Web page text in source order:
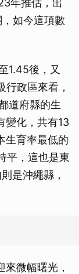
年推估，出
如今這項數
1.45後，又
行政區來看，
道府縣的生
變化，共有13
生育率最低的
平，這也是東
是沖繩縣，
微幅曙光，